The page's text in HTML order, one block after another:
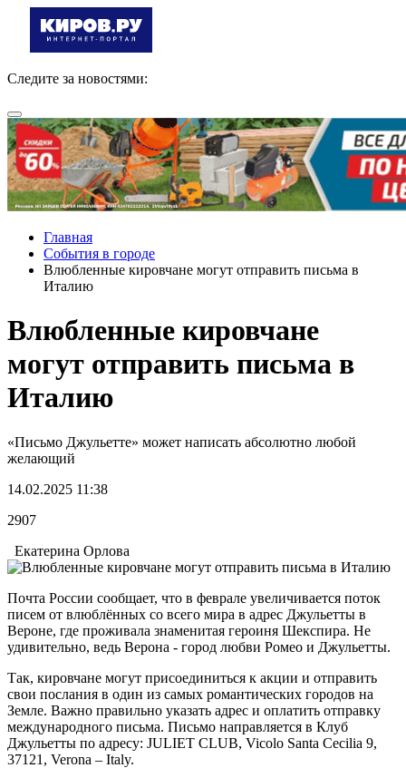
Следите за новостями:
Главная
События в городе
Влюбленные кировчане могут отправить письма в
Италию
Влюбленные кировчане
могут отправить письма в
Италию
«Письмо Джульетте» может написать абсолютно любой
желающий
14.02.2025 11:38
2907
Екатерина Орлова
Почта России сообщает, что в феврале увеличивается поток
писем от влюблённых со всего мира в адрес Джульетты в
Вероне, где проживала знаменитая героиня Шекспира. Не
удивительно, ведь Верона - город любви Ромео и Джульетты.
Так, кировчане могут присоединиться к акции и отправить
свои послания в один из самых романтических городов на
Земле. Важно правильно указать адрес и оплатить отправку
международного письма. Письмо направляется в Клуб
Джульетты по адресу: JULIET CLUB, Vicolo Santa Cecilia 9,
37121, Verona – Italy.